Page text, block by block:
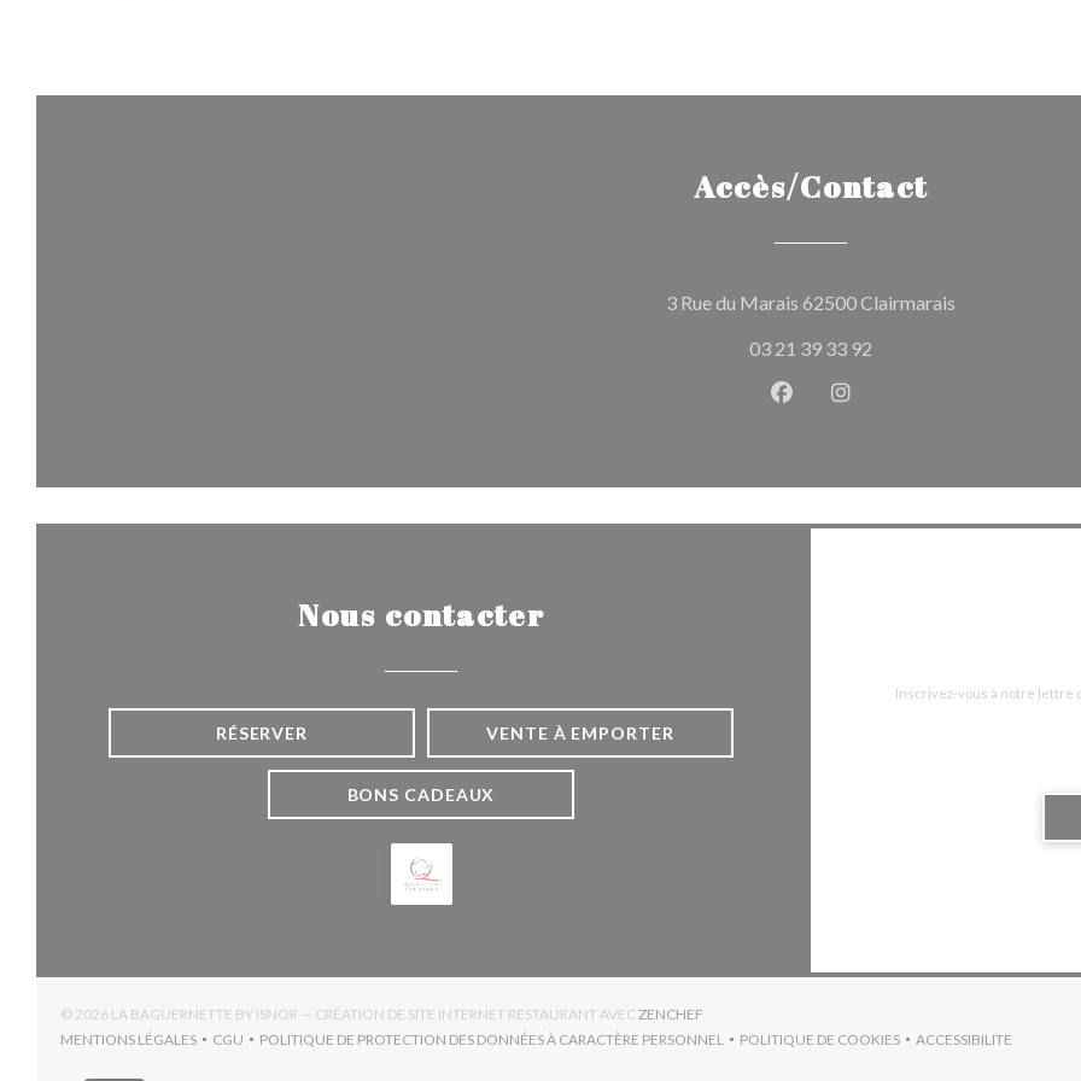
Accès/Contact
3 Rue du Marais 62500 Clairmarais
03 21 39 33 92
Facebook ((ouvre une nouvelle
Instagram ((ouvre une
Nous contacter
RÉSERVER VENTE À EMPORTER
BONS CADEAUX
Inscrivez-vous à notre lettre
© 2026 LA BAGUERNETTE BY ISNOR — CRÉATION DE SITE INTERNET RESTAURANT AVEC ZENCHEF
MENTIONS LÉGALES
((OUVRE UNE NOUVELLE FENÊTRE))
CGU
((OUVRE UNE NOUVELLE FENÊTRE))
POLITIQUE DE PROTECTION DES DONNÉES À CARACTÈRE PERSONNEL
((OUVRE UNE NOUVELLE FENÊTRE))
POLITIQUE DE COOKIES
((OUVRE UNE NOUVELLE FENÊTRE))
ACCESSIBILITE
((OUVRE UNE